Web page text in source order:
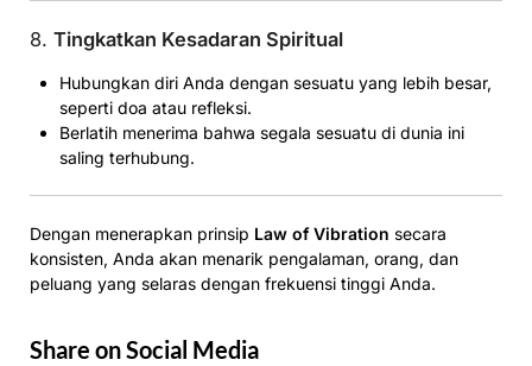
8. Tingkatkan Kesadaran Spiritual
Hubungkan diri Anda dengan sesuatu yang lebih besar,
seperti doa atau refleksi.
Berlatih menerima bahwa segala sesuatu di dunia ini
saling terhubung.
Dengan menerapkan prinsip Law of Vibration secara
konsisten, Anda akan menarik pengalaman, orang, dan
peluang yang selaras dengan frekuensi tinggi Anda.
Share on Social Media